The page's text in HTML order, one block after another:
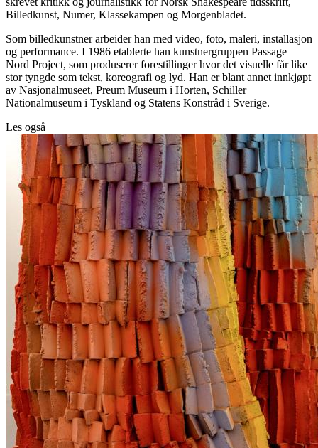
Billedkunst, Numer, Klassekampen og Morgenbladet.
Som billedkunstner arbeider han med video, foto, maleri, installasjon
og performance. I 1986 etablerte han kunstnergruppen Passage
Nord Project, som produserer forestillinger hvor det visuelle får like
stor tyngde som tekst, koreografi og lyd. Han er blant annet innkjøpt
av Nasjonalmuseet, Preum Museum i Horten, Schiller
Nationalmuseum i Tyskland og Statens Konstråd i Sverige.
Les også